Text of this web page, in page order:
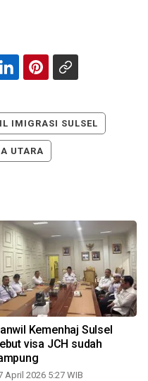
IMIGRASI SULSEL
UTARA
Kemenhaj Sulsel
visa JCH sudah
April 2026 5:27 WIB